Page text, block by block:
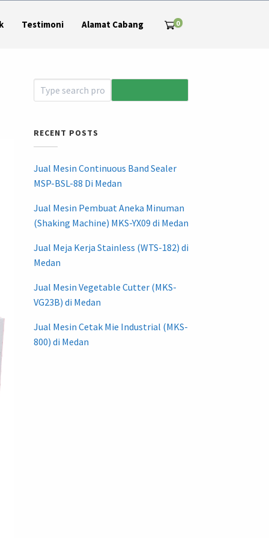
Testimoni Alamat Cabang 0
RECENT POSTS
Jual Mesin Continuous Band Sealer
MSP-BSL-88 Di Medan
Jual Mesin Pembuat Aneka Minuman
(Shaking Machine) MKS-YX09 di Medan
Jual Meja Kerja Stainless (WTS-182) di
Medan
Jual Mesin Vegetable Cutter (MKS-
VG23B) di Medan
Jual Mesin Cetak Mie Industrial (MKS-
800) di Medan